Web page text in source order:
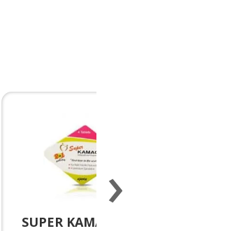
SUPER KAMAGRA pillole
›